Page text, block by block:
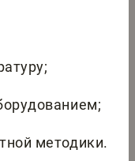
методики.